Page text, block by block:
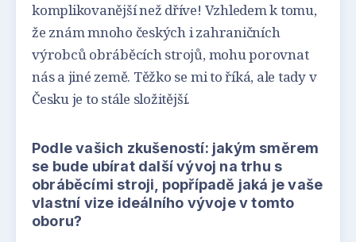
komplikovanější než dříve! Vzhledem k tomu,
že znám mnoho českých i zahraničních
výrobců obráběcích strojů, mohu porovnat
nás a jiné země. Těžko se mi to říká, ale tady v
Česku je to stále složitější.
Podle vašich zkušeností: jakým směrem
se bude ubírat další vývoj na trhu s
obráběcími stroji, popřípadě jaká je vaše
vlastní vize ideálního vývoje v tomto
oboru?